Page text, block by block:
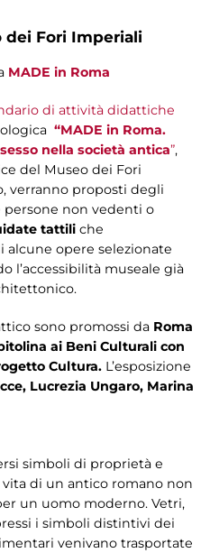
dei Fori Imperiali
MADE in Roma
di attività didattiche
“MADE in Roma.
nella società antica”,
del Museo dei Fori
verranno proposti degli
persone non vedenti o
tattili che
alcune opere selezionate
l’accessibilità museale già
sono promossi da Roma
ai Beni Culturali con
Cultura. L’esposizione
Lucrezia Ungaro, Marina
simboli di proprietà e
di un antico romano non
un uomo moderno. Vetri,
i simboli distintivi dei
venivano trasportate